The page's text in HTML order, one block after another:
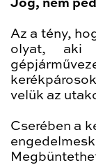
Jog, nem
Az a tény,
olyat, aki
velük az
Cserében a